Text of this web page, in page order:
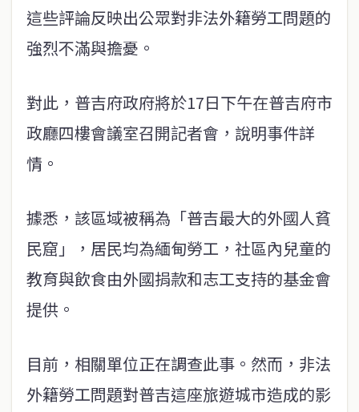
這些評論反映出公眾對非法外籍勞工問題的
強烈不滿與擔憂。
對此，普吉府政府將於17日下午在普吉府市
政廳四樓會議室召開記者會，說明事件詳
情。
據悉，該區域被稱為「普吉最大的外國人貧
民窟」，居民均為緬甸勞工，社區內兒童的
教育與飲食由外國捐款和志工支持的基金會
提供。
目前，相關單位正在調查此事。然而，非法
外籍勞工問題對普吉這座旅遊城市造成的影